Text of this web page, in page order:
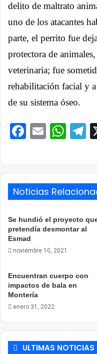
delito de maltrato
uno de los atacantes
parte, el perrito fue
protectora de
veterinaria; fue
rehabilitación facial y
de su sistema óseo.
Email
Noticias
Se hundió el proyecto
pretendía desmontar al
Esmad
noviembre 10, 2021
Encuentran cuerpo con
impactos de bala en
Montería
enero 31, 2022
ULTIMAS NOTICIAS